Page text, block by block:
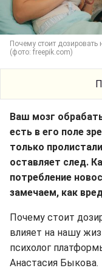
Почему стоит дозировать
(фото: freepik.com)
Ваш мозг
есть в его поле
только
оставляет след.
потребление
замечаем, как
Почему стоит
влияет на нашу
психолог
Анастасия Быкова.